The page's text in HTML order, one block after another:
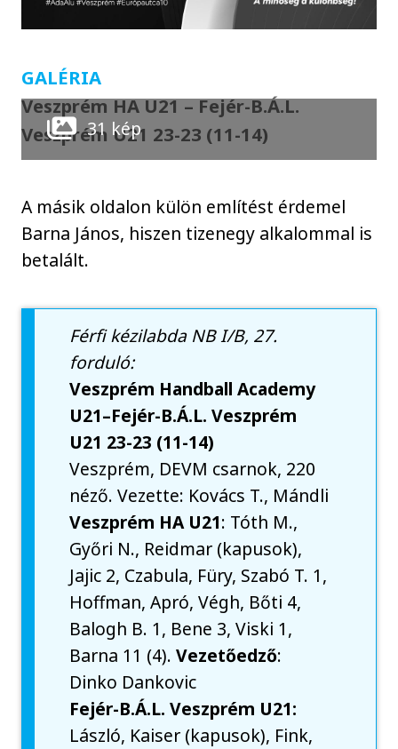
GALÉRIA
Veszprém HA U21 – Fejér-B.Á.L.
Veszprém U21 23-23 (11-14)
31 kép
A másik oldalon külön említést érdemel
Barna János, hiszen tizenegy alkalommal is
betalált.
Férfi kézilabda NB I/B, 27.
forduló:
Veszprém Handball Academy
U21–Fejér-B.Á.L. Veszprém
U21 23-23 (11-14)
Veszprém, DEVM csarnok, 220
néző. Vezette: Kovács T., Mándli
Veszprém HA U21: Tóth M.,
Győri N., Reidmar (kapusok),
Jajic 2, Czabula, Füry, Szabó T. 1,
Hoffman, Apró, Végh, Bőti 4,
Balogh B. 1, Bene 3, Viski 1,
Barna 11 (4).Vezetőedző:
Dinko Dankovic
Fejér-B.Á.L. Veszprém U21:
László, Kaiser (kapusok), Fink,